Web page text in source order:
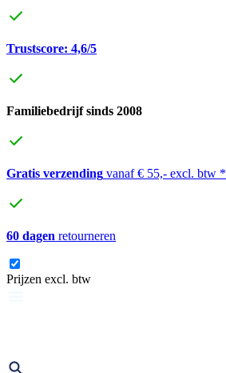
Trustscore: 4,6/5
Familiebedrijf sinds 2008
Gratis verzending vanaf € 55,- excl. btw *
60 dagen retourneren
Prijzen excl. btw